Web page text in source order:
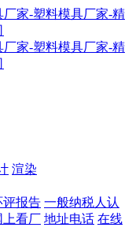
渲染
评报告 一般纳税人认
上看厂 地址电话 在线